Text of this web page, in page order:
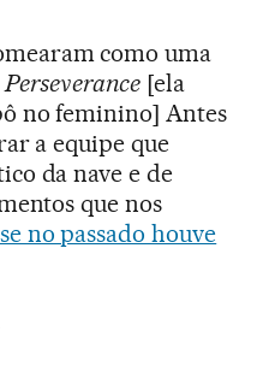
como uma
Perseverance [ela
no feminino] Antes
a equipe que
da nave e de
que nos
no passado houve